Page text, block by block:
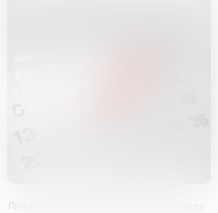
Лимит для переводов без комиссии между